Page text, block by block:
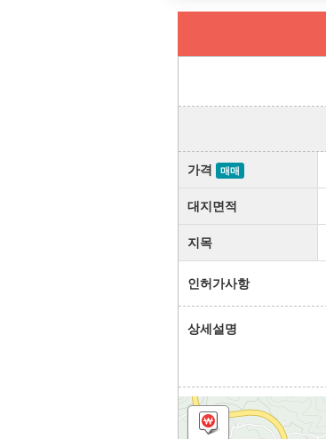
가격 매매
대지면적
지목
인허가사항
상세설명